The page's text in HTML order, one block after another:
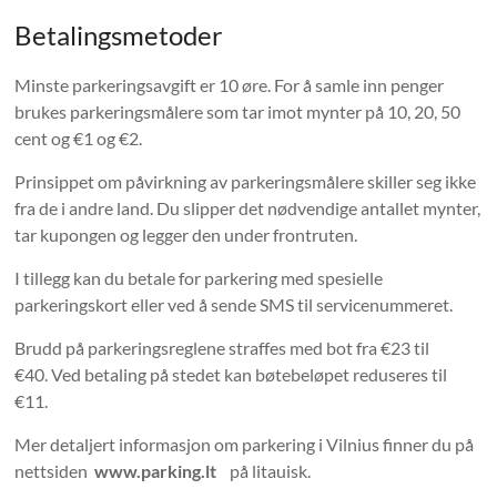
Betalingsmetoder
Minste parkeringsavgift er 10 øre. For å samle inn penger
brukes parkeringsmålere som tar imot mynter på 10, 20, 50
cent og €1 og €2.
Prinsippet om påvirkning av parkeringsmålere skiller seg ikke
fra de i andre land. Du slipper det nødvendige antallet mynter,
tar kupongen og legger den under frontruten.
I tillegg kan du betale for parkering med spesielle
parkeringskort eller ved å sende SMS til servicenummeret.
Brudd på parkeringsreglene straffes med bot fra €23 til
€40. Ved betaling på stedet kan bøtebeløpet reduseres til
€11.
Mer detaljert informasjon om parkering i Vilnius finner du på
nettsidenwww.parking.lt på litauisk.